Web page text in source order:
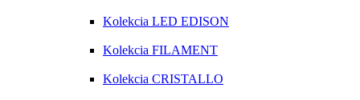
Kolekcia LED EDISON
Kolekcia FILAMENT
Kolekcia CRISTALLO